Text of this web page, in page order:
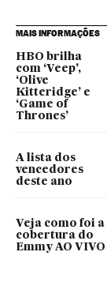
MAIS INFORMAÇÕES
HBO brilha
com ‘Veep’,
‘Olive
Kitteridge’ e
‘Game of
Thrones’
A lista dos
vencedores
deste ano
Veja como foi a
cobertura do
Emmy AO VIVO